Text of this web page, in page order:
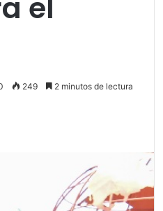
el
249 2 minutos de lectura